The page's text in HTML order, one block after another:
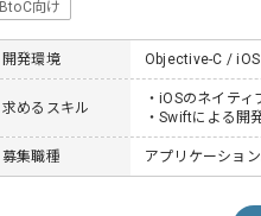
BtoC向け
開発環境 Objective-C /
求めるスキル
・iOSのネイテ
・Swiftによる開
募集職種 アプリケーショ